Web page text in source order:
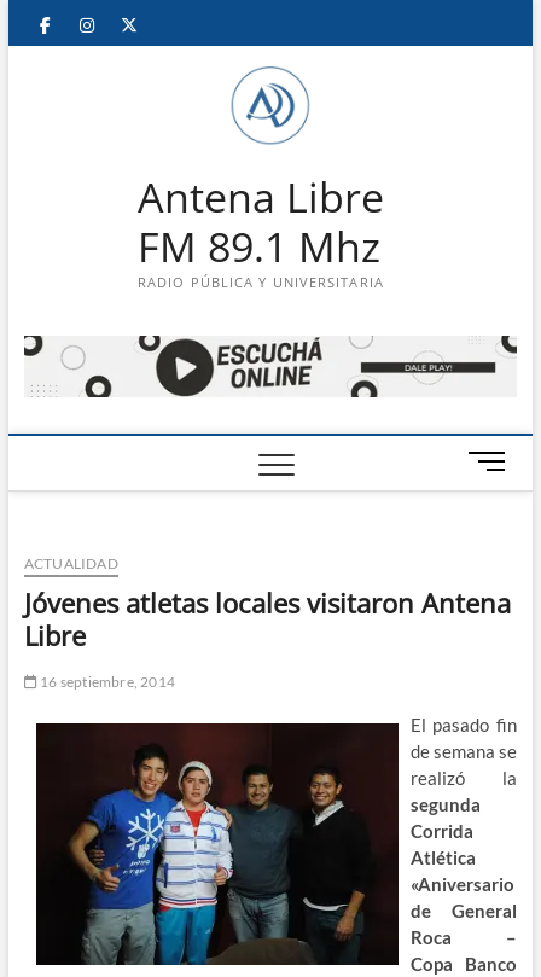
Saltar
FacebookInstagram
Antena Libre
FM 89.1 Mhz
RADIO PÚBLICA Y UNIVERSITARIA
B
o
d
e
ú
ACTUALIDAD
Jóvenes atletas locales visitaron Antena
Libre
16 septiembre, 2014
El pasado fin
de semana se
realizó la
segunda
Corrida
Atlética
«Aniversario
de General
Roca –
Copa Banco